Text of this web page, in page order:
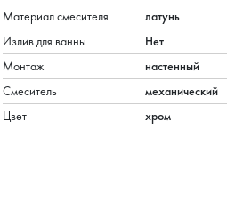
Материал смесителя
латунь
Излив для ванны
Нет
Монтаж
настенный
Смеситель
механический
Цвет
хром